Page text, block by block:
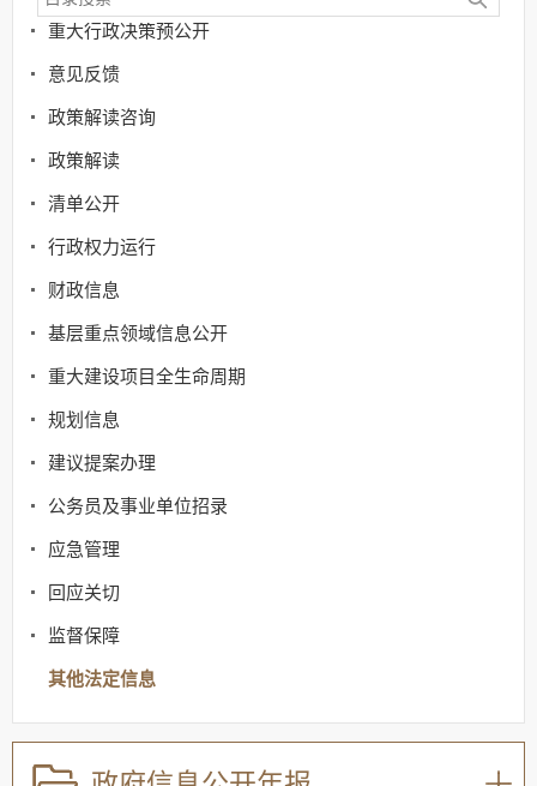
重大行政决策预公开
意见反馈
政策解读咨询
政策解读
清单公开
行政权力运行
财政信息
基层重点领域信息公开
重大建设项目全生命周期
规划信息
建议提案办理
公务员及事业单位招录
应急管理
回应关切
监督保障
其他法定信息